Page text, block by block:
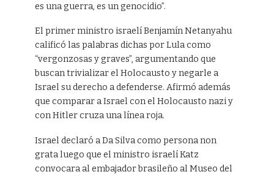
es una guerra, es un genocidio”.
El primer ministro israelí Benjamín Netanyahu
calificó las palabras dichas por Lula como
“vergonzosas y graves”, argumentando que
buscan trivializar el Holocausto y negarle a
Israel su derecho a defenderse. Afirmó además
que comparar a Israel con el Holocausto nazi y
con Hitler cruza una línea roja.
Israel declaró a Da Silva como persona non
grata luego que el ministro israelí Katz
convocara al embajador brasileño al Museo del